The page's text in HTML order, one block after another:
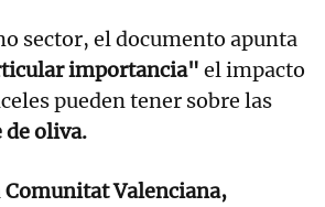
sector, el documento apunta
importancia" el impacto
pueden tener sobre las
de oliva.
Comunitat Valenciana,